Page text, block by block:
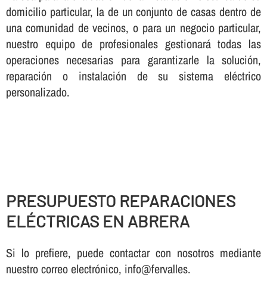
domicilio particular, la de un conjunto de casas dentro de
una comunidad de vecinos, o para un negocio particular,
nuestro equipo de profesionales gestionará todas las
operaciones necesarias para garantizarle la solución,
reparación o instalación de su sistema eléctrico
personalizado.
PRESUPUESTO REPARACIONES
ELÉCTRICAS EN ABRERA
Si lo prefiere, puede contactar con nosotros mediante
nuestro correo electrónico, info@fervalles.